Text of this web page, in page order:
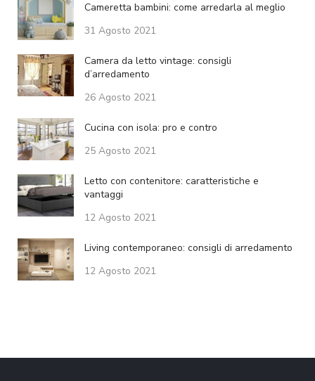
Cameretta bambini: come arredarla al meglio
31 Agosto 2021
Camera da letto vintage: consigli
d’arredamento
26 Agosto 2021
Cucina con isola: pro e contro
25 Agosto 2021
Letto con contenitore: caratteristiche e
vantaggi
12 Agosto 2021
Living contemporaneo: consigli di arredamento
12 Agosto 2021